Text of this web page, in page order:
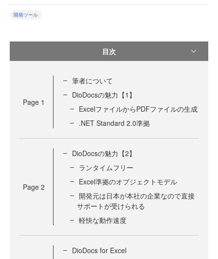
開発ツール
目次
Page 1
筆者について
DioDocsの魅力【1】
ExcelファイルからPDFファイルの生成
.NET Standard 2.0準拠
Page 2
DioDocsの魅力【2】
ランタイムフリー
Excel準拠のオブジェクトモデル
開発元は日本が本社の企業なので直接
サポートが受けられる
軽快な動作速度
DioDocs for Excel